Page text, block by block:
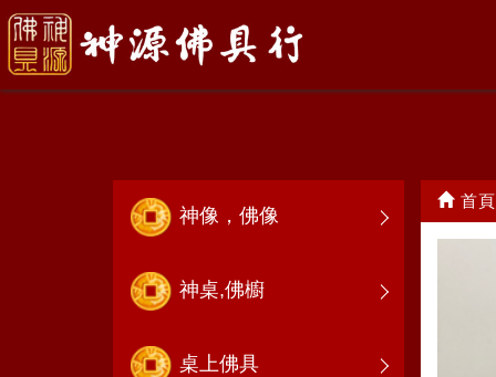
特殊神帽
神像，佛像
神桌,佛櫥
桌上佛具
首頁